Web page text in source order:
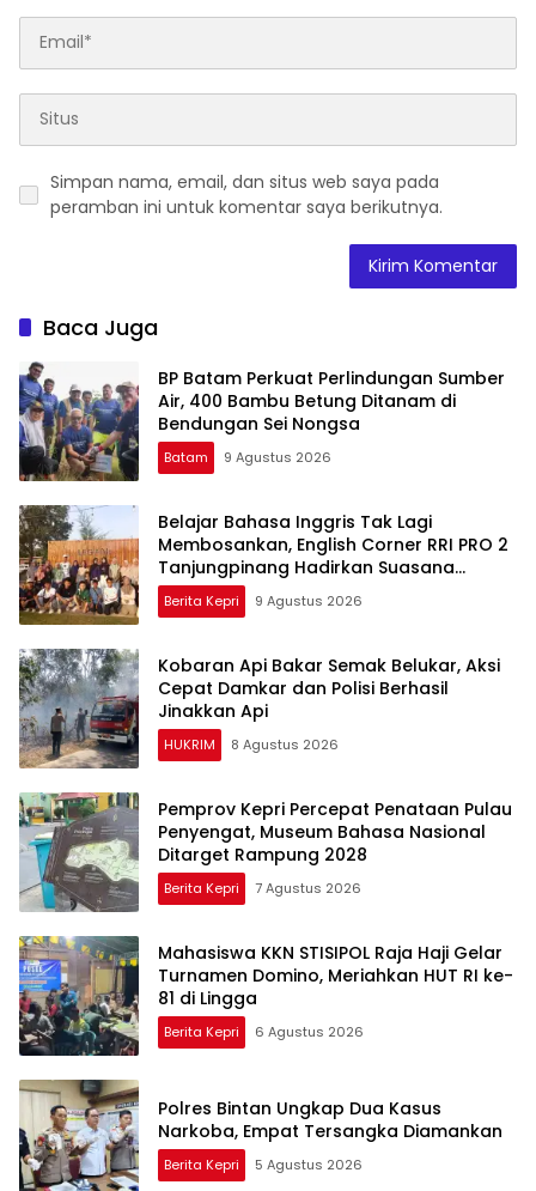
Simpan nama, email, dan situs web saya pada
peramban ini untuk komentar saya berikutnya.
Baca Juga
BP Batam Perkuat Perlindungan Sumber
Air, 400 Bambu Betung Ditanam di
Bendungan Sei Nongsa
Batam 9 Agustus 2026
Belajar Bahasa Inggris Tak Lagi
Membosankan, English Corner RRI PRO 2
Tanjungpinang Hadirkan Suasana
Interaktif
Berita Kepri 9 Agustus 2026
Kobaran Api Bakar Semak Belukar, Aksi
Cepat Damkar dan Polisi Berhasil
Jinakkan Api
HUKRIM 8 Agustus 2026
Pemprov Kepri Percepat Penataan Pulau
Penyengat, Museum Bahasa Nasional
Ditarget Rampung 2028
Berita Kepri 7 Agustus 2026
Mahasiswa KKN STISIPOL Raja Haji Gelar
Turnamen Domino, Meriahkan HUT RI ke-
81 di Lingga
Berita Kepri 6 Agustus 2026
Polres Bintan Ungkap Dua Kasus
Narkoba, Empat Tersangka Diamankan
Berita Kepri 5 Agustus 2026